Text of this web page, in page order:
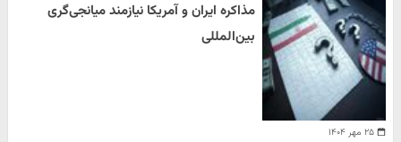
۲۵ مهر ۱۴۰۴
مذاکره ایران و آمریکا نیازمند میانجی‌گری
بین‌المللی